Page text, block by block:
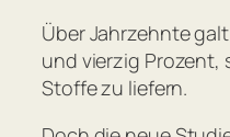
Über Jahrzehnte
und vierzig Prozent,
Stoffe zu liefern.